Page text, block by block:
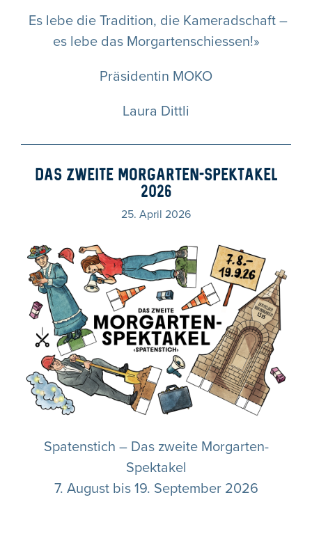
Es lebe die Tradition, die Kameradschaft –
es lebe das Morgartenschiessen!»
Präsidentin MOKO
Laura Dittli
DAS ZWEITE MORGARTEN-SPEKTAKEL
2026
25. April 2026
Spatenstich – Das zweite Morgarten-
Spektakel
7. August bis 19. September 2026